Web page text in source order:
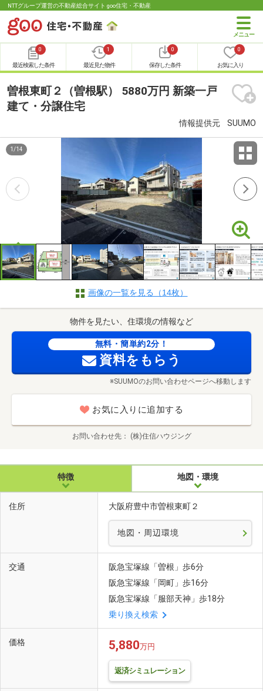
NTTグループ運営の不動産総合サイト goo住宅・不動産
0
最近検索した条件
1
最近見た物件
0
保存した条件
0
お気に入り
曽根東町２（曽根駅） 5880万円 新築一戸
建て・分譲住宅
情報提供元 SUUMO
1 /14
画像の一覧を見る（14枚）
物件を見たい、住環境の情報など
無料・簡単約2分！
資料をもらう
※SUUMOのお問い合わせページへ移動します
お気に入りに追加する
お問い合わせ先 (株)住信ハウジング
特徴 地図・環境
住所 大阪府豊中市曽根東町２
地図・周辺環境
交通
阪急宝塚線「曽根」歩6分
阪急宝塚線「岡町」歩16分
阪急宝塚線「服部天神」歩18分
乗り換え検索
価格 5,880万円
返済シミュレーション